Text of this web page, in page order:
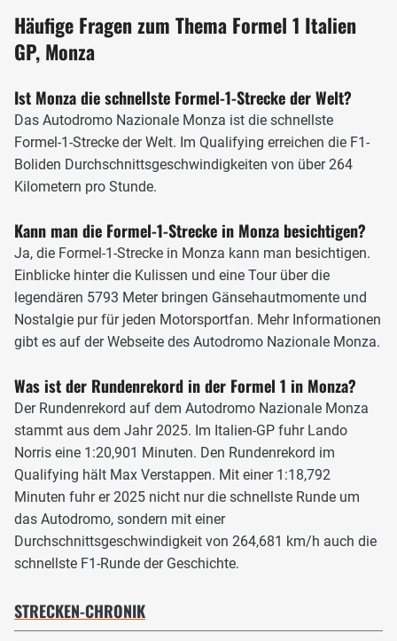
geht auf dem folgenden Vollgasstück viel Zeit verloren.
Es folgt die Curva Grande. Früher, in Zeiten ohne
Aerodynamik, war sie ein echter Ritt auf der Rasierklinge.
Seit vielen Jahren durchfahren sie die Formel-1-Boliden
unter Volllast. Haarig wird es hier höchstens, wenn sich
zwei Piloten ein Rad-an-Rad-Duell leisten. Die
nachfolgende Variante della Roggia ist wie die erste
Schikane eine gute Möglichkeit für Überholmanöver.
In der Links-Rechts-Kombination werden abermals die
Kerbs hart überfahren. Mit dieser Passage endet der Stop-
&-Go-Charakter des ersten Sektors und die
Streckencharakteristik wird flüssiger. Zunächst stehen die
beiden Lesmo-Kurven an. Die erste Lesmo ist leicht
überhöht und lädt daher dazu ein, früh zu beschleunigen.
zweite Lesmo verleitet zu Fehlern, denn hier kann viel
Schwung für die folgende Gerade mitgenommen werden.
Die Piloten fahren in Richtung der folgenden Variante
Ascari unter der alten Steilkurve hindurch. Die schnelle
Links-Rechts-Links-Kombination ist die wohl
spektakulärste Passage auf der Runde. Die Kerbs werden
dort nur bei der Einfahrt überfahren. Im zweiten Teil der
Kombination kommt es darauf an, wenig Unruhe ins Auto
mitzunehmen. Sie führt zur letzten Kurve, der berühmten
Parabolica.
Häufige Fragen zum Thema Formel 1 Italien
GP, Monza
Ist Monza die schnellste Formel-1-Strecke der Welt?
Das Autodromo Nazionale Monza ist die schnellste
Formel-1-Strecke der Welt. Im Qualifying erreichen die F1-
Boliden Durchschnittsgeschwindigkeiten von über 264
Kilometern pro Stunde.
Kann man die Formel-1-Strecke in Monza besichtigen?
Ja, die Formel-1-Strecke in Monza kann man besichtigen.
Einblicke hinter die Kulissen und eine Tour über die
legendären 5793 Meter bringen Gänsehautmomente und
Nostalgie pur für jeden Motorsportfan. Mehr Informationen
gibt es auf der Webseite des Autodromo Nazionale Monza.
Was ist der Rundenrekord in der Formel 1 in Monza?
Der Rundenrekord auf dem Autodromo Nazionale Monza
stammt aus dem Jahr 2025. Im Italien-GP fuhr Lando
Norris eine 1:20,901 Minuten. Den Rundenrekord im
Qualifying hält Max Verstappen. Mit einer 1:18,792
Minuten fuhr er 2025 nicht nur die schnellste Runde um
das Autodromo, sondern mit einer
Durchschnittsgeschwindigkeit von 264,681 km/h auch die
schnellste F1-Runde der Geschichte.
STRECKEN-CHRONIK